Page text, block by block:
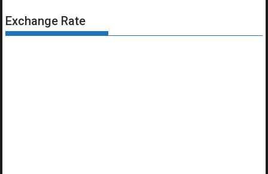
Exchange Rate